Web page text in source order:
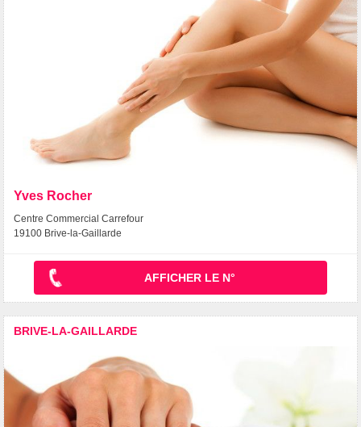
Yves Rocher
Centre Commercial Carrefour
19100 Brive-la-Gaillarde
AFFICHER LE N°
BRIVE-LA-GAILLARDE